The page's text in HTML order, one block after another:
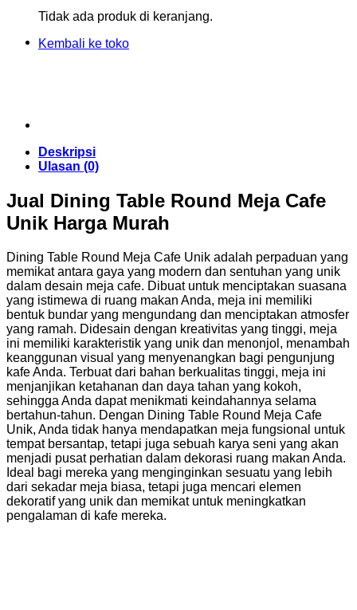
Tidak ada produk di keranjang.
Kembali ke toko
Deskripsi
Ulasan (0)
Jual Dining Table Round Meja Cafe
Unik Harga Murah
Dining Table Round Meja Cafe Unik adalah perpaduan yang
memikat antara gaya yang modern dan sentuhan yang unik
dalam desain meja cafe. Dibuat untuk menciptakan suasana
yang istimewa di ruang makan Anda, meja ini memiliki
bentuk bundar yang mengundang dan menciptakan atmosfer
yang ramah. Didesain dengan kreativitas yang tinggi, meja
ini memiliki karakteristik yang unik dan menonjol, menambah
keanggunan visual yang menyenangkan bagi pengunjung
kafe Anda. Terbuat dari bahan berkualitas tinggi, meja ini
menjanjikan ketahanan dan daya tahan yang kokoh,
sehingga Anda dapat menikmati keindahannya selama
bertahun-tahun. Dengan Dining Table Round Meja Cafe
Unik, Anda tidak hanya mendapatkan meja fungsional untuk
tempat bersantap, tetapi juga sebuah karya seni yang akan
menjadi pusat perhatian dalam dekorasi ruang makan Anda.
Ideal bagi mereka yang menginginkan sesuatu yang lebih
dari sekadar meja biasa, tetapi juga mencari elemen
dekoratif yang unik dan memikat untuk meningkatkan
pengalaman di kafe mereka.